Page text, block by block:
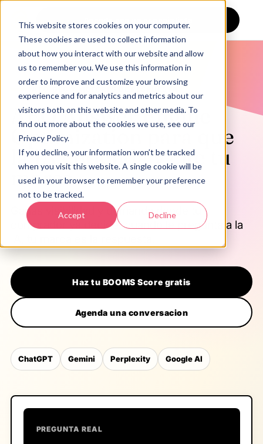
This website stores cookies on your computer.
These cookies are used to collect information
about how you interact with our website and allow
us to remember you. We use this information in
order to improve and customize your browsing
experience and for analytics and metrics about our
visitors both on this website and other media. To
find out more about the cookies we use, see our
Privacy Policy.
If you decline, your information won’t be tracked
when you visit this website. A single cookie will be
used in your browser to remember your preference
not to be tracked.
Accept Decline
AEO Answer Engine
Optimization para que
la IA entienda y cite tu
marca.
Ganas visibilidad y demanda donde tu
comprador ya decide: cuando le pregunta a la
Haz tu BOOMS Score gratis
Agenda una conversacion
ChatGPT Gemini Perplexity Google AI
PREGUNTA REAL